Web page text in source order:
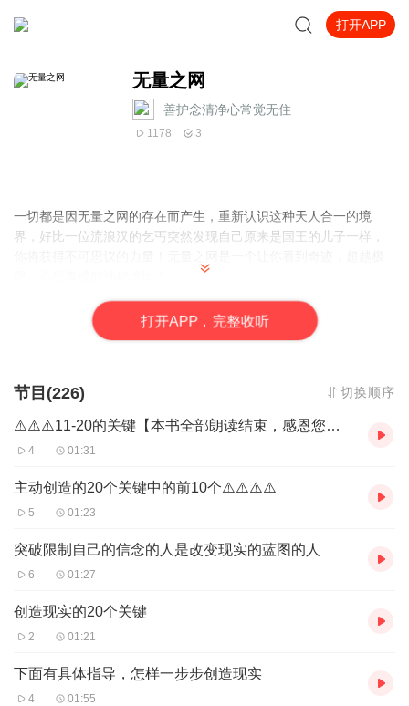
打开APP
无量之网
善护念清净心常觉无住
1178 3
一切都是因无量之网的存在而产生，重新认识这种天人合一的境
界，好比一位流浪汉的乞丐突然发现自己原来是国王的儿子一样，
打开APP，完整收听
节目(226) 切换顺序
⚠️⚠️⚠️11-20的关键【本书全部朗读结束，感恩您的聆听】
4 01:31
主动创造的20个关键中的前10个⚠️⚠️⚠️⚠️
5 01:23
突破限制自己的信念的人是改变现实的蓝图的人
6 01:27
创造现实的20个关键
2 01:21
下面有具体指导，怎样一步步创造现实
4 01:55